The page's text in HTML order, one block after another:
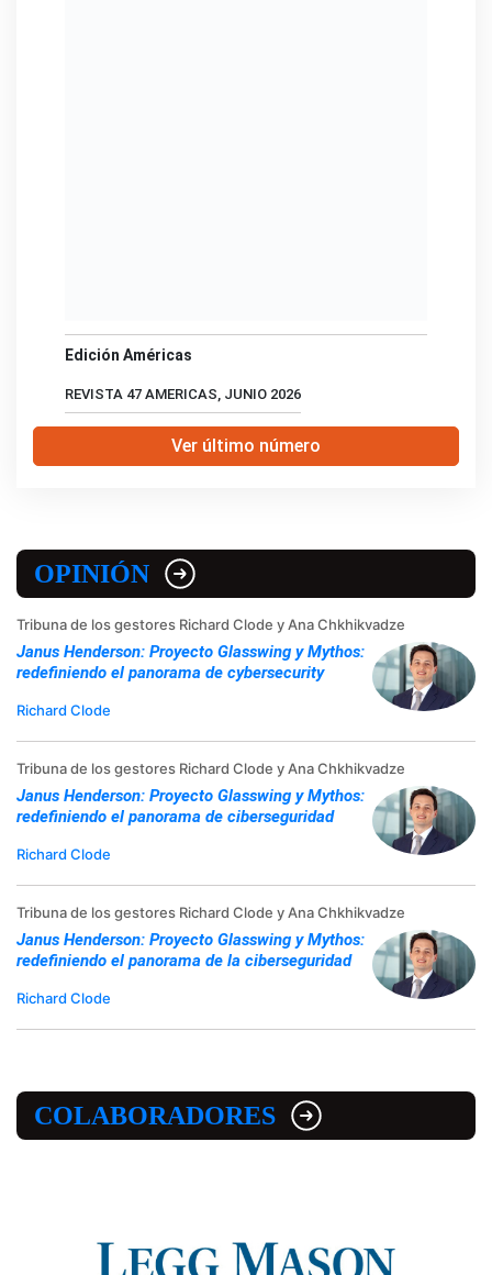
Edición Américas
REVISTA 47 AMERICAS, JUNIO 2026
Ver último número
OPINIÓN
Tribuna de los gestores Richard Clode y Ana Chkhikvadze
Janus Henderson: Proyecto Glasswing y Mythos:
redefiniendo el panorama de cybersecurity
Richard Clode
Tribuna de los gestores Richard Clode y Ana Chkhikvadze
Janus Henderson: Proyecto Glasswing y Mythos:
redefiniendo el panorama de ciberseguridad
Richard Clode
Tribuna de los gestores Richard Clode y Ana Chkhikvadze
Janus Henderson: Proyecto Glasswing y Mythos:
redefiniendo el panorama de la ciberseguridad
Richard Clode
COLABORADORES